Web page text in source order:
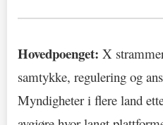
Hovedpoenget: X
samtykke, regulering og
Myndigheter i flere land